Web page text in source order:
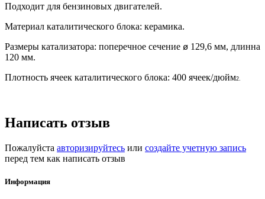
Подходит для бензиновых двигателей.
Материал каталитического блока: керамика.
Размеры катализатора: поперечное сечение ø 129,6 мм, длинна
120 мм.
Плотность ячеек каталитического блока: 400 ячеек/дюйм2.
Написать отзыв
Пожалуйста авторизируйтесь или создайте учетную запись
перед тем как написать отзыв
Информация